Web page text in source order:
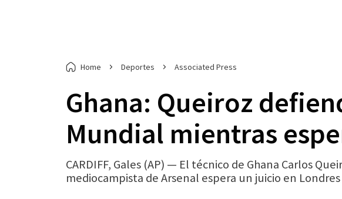
Home Deportes Associated Press
Ghana: Queiroz
Mundial mientras
CARDIFF, Gales (AP) — El técnico de Ghana Carlos
mediocampista de Arsenal espera un juicio en